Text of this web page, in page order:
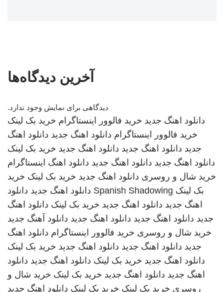
آخرین دیدگاه‌ها
دیدگاهی برای نمایش وجود ندارد.
دانلود اهنگ جدید خرید فالوور اینستاگرام خرید بک لینک
خرید فالوور اینستاگرام دانلود اهنگ جدید دانلود اهنگ
جدید دانلود اهنگ جدید دانلود اهنگ جدید خرید بک لینک
دانلود اهنگ جدید دانلود اهنگ جدید دانلود اهنگ اینستاگرام
خرید شال و روسری دانلود اهنگ جدید خرید بک لینک خرید
بک لینک Spanish Shadowing دانلود اهنگ جدید دانلود
اهنگ جدید دانلود اهنگ جدید خرید بک لینک دانلود اهنگ
جدید دانلود اهنگ جدید دانلود اهنگ جدید دانلود آهنگ جدید
خرید شال و روسری خرید فالوور اینستاگرام دانلود اهنگ
جدید دانلود اهنگ جدید دانلود اهنگ جدید خرید بک لینک
دانلود اهنگ جدید خرید بک لینک دانلود اهنگ جدید دانلود
اهنگ جدید دانلود اهنگ جدید خرید بک لینک خرید شال و
روسری خرید بک لینک خرید بک لینک دانلود اهنگ جدید